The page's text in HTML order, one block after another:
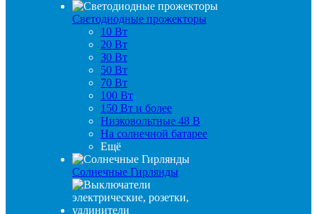
Светодиодные прожекторы
10 Вт
20 Вт
30 Вт
50 Вт
70 Вт
100 Вт
150 Вт и более
Низковольтные 48 В
На солнечной батарее
Ещё
Солнечные Гирлянды